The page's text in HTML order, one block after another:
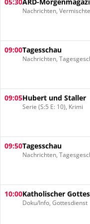
Nachrichten,
09:00Tagesschau
Nachrichten,
09:05Hubert und Staller
Serie (S:5 E: 10), Krimi
09:50Tagesschau
Nachrichten,
10:00Katholischer
Doku/Info, Gottesdienst